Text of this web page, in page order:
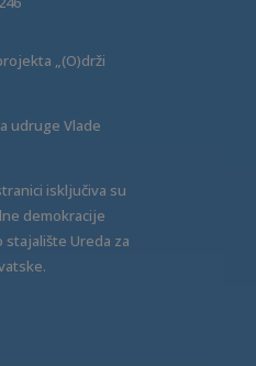
„(O)drži
udruge Vlade
isključiva su
demokracije
stajalište Ureda za